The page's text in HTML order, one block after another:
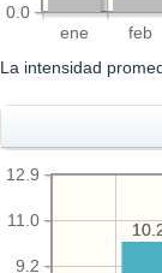
ene feb
0.0
La intensidad
9.2
11.0
12.9